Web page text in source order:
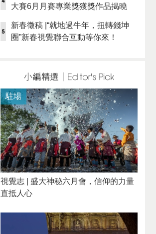
大賽6月月賽專業獎獲獎作品揭曉
新春徵稿 |“就地過牛年，扭轉錢坤
圈”新春視覺聯合互動等你來！
視覺志 | 盛大神秘六月會，信仰的力量
直抵人心
駐場